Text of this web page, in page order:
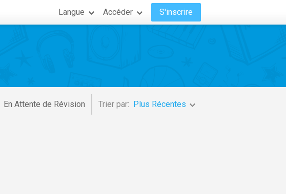
Langue Accéder S'inscrire
En Attente de Révision Trier par: Plus Récentes